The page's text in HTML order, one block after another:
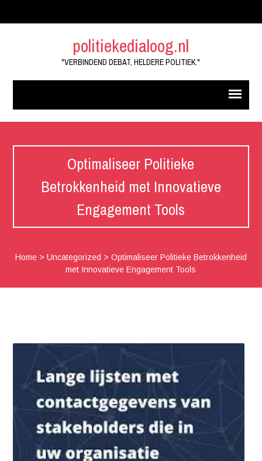
politiekedialoog.nl
"VERBINDEND DEBAT, HELDERE POLITIEK."
Optimaliseer Politieke
Betrokkenheid met Innovatieve
Engagement Tools
Home> Uncategorized > Optimaliseer Politieke Betrokkenheid
met Innovatieve Engagement Tools